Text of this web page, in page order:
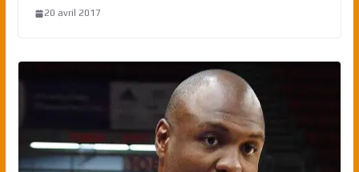
20 avril 2017